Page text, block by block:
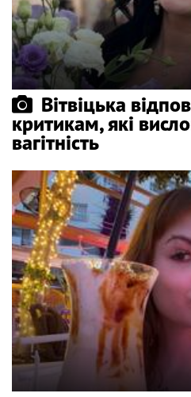
Вітвіцька
критикам, які
вагітність